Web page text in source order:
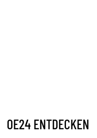
OE24 ENTDECKEN